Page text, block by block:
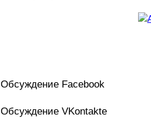
Обсуждение Facebook
Обсуждение VKontakte